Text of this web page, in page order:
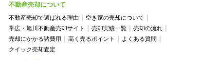
不動産売却について
不動産売却で選ばれる理由
空き家の売却について
帯広・旭川不動産売却サイト
売却実績一覧
売却の流れ
売却にかかる諸費用
高く売るポイント
よくある質問
クイック売却査定